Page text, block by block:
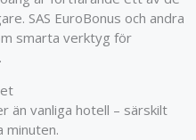
SAS EuroBonus och andra
smarta verktyg för
än vanliga hotell – särskilt
minuten.